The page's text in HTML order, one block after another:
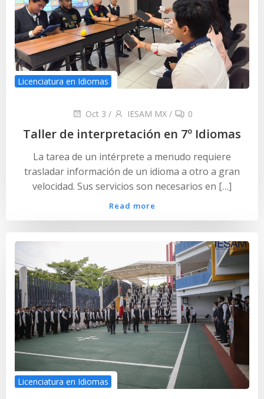
Licenciatura en Idiomas
Oct 3 / IESAM MX / 0
Taller de interpretación en 7º Idiomas
La tarea de un intérprete a menudo requiere
trasladar información de un idioma a otro a gran
velocidad. Sus servicios son necesarios en […]
Read more
Licenciatura en Idiomas